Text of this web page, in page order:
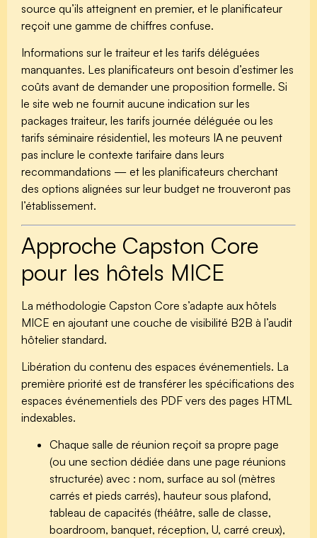
source qu’ils atteignent en premier, et le planificateur
reçoit une gamme de chiffres confuse.
Informations sur le traiteur et les tarifs déléguées
manquantes. Les planificateurs ont besoin d’estimer les
coûts avant de demander une proposition formelle. Si
le site web ne fournit aucune indication sur les
packages traiteur, les tarifs journée déléguée ou les
tarifs séminaire résidentiel, les moteurs IA ne peuvent
pas inclure le contexte tarifaire dans leurs
recommandations — et les planificateurs cherchant
des options alignées sur leur budget ne trouveront pas
l’établissement.
Approche Capston Core
pour les hôtels MICE
La méthodologie Capston Core s’adapte aux hôtels
MICE en ajoutant une couche de visibilité B2B à l’audit
hôtelier standard.
Libération du contenu des espaces événementiels. La
première priorité est de transférer les spécifications des
espaces événementiels des PDF vers des pages HTML
indexables.
Chaque salle de réunion reçoit sa propre page
(ou une section dédiée dans une page réunions
structurée) avec : nom, surface au sol (mètres
carrés et pieds carrés), hauteur sous plafond,
tableau de capacités (théâtre, salle de classe,
boardroom, banquet, réception, U, carré creux),